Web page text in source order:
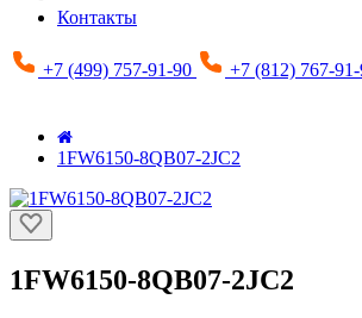
Контакты
+7 (499) 757-91-90 +7 (812) 767-
1FW6150-8QB07-2JC2
1FW6150-8QB07-2JC2